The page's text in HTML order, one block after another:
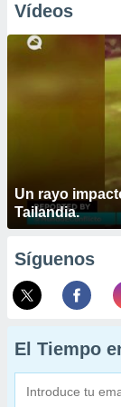
Vídeos
Un rayo
Tailandia.
Síguenos
El Tiempo